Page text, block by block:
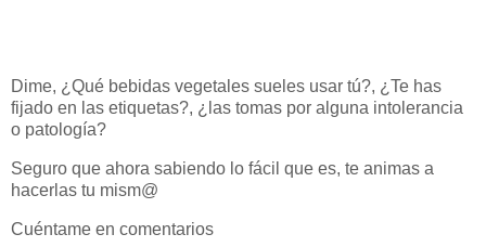
Dime, ¿Qué bebidas vegetales sueles usar tú?, ¿Te has
fijado en las etiquetas?, ¿las tomas por alguna intolerancia
o patología?
Seguro que ahora sabiendo lo fácil que es, te animas a
hacerlas tu mism@
Cuéntame en comentarios